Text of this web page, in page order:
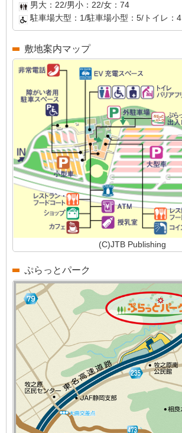
男大：22/男小：22/女：74
駐車場大型：1/駐車場小型：5/トイレ：4
敷地案内マップ
(C)JTB Publishing
ぷらっとパーク